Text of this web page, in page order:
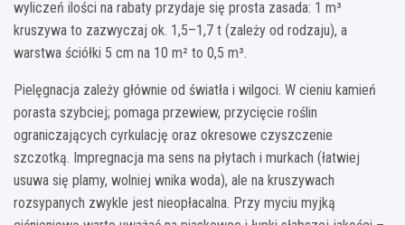
wyliczeń ilości na rabaty przydaje się prosta zasada: 1 m³
kruszywa to zazwyczaj ok. 1,5–1,7 t (zależy od rodzaju), a
warstwa ściółki 5 cm na 10 m² to 0,5 m³.
Pielęgnacja zależy głównie od światła i wilgoci. W cieniu kamień
porasta szybciej; pomaga przewiew, przycięcie roślin
ograniczających cyrkulację oraz okresowe czyszczenie
szczotką. Impregnacja ma sens na płytach i murkach (łatwiej
usuwa się plamy, wolniej wnika woda), ale na kruszywach
rozsypanych zwykle jest nieopłacalna. Przy myciu myjką